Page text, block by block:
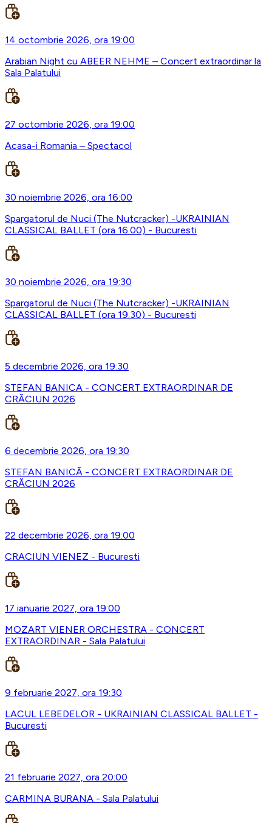
14 octombrie 2026, ora 19:00
Arabian Night cu ABEER NEHME – Concert extraordinar la
Sala Palatului
27 octombrie 2026, ora 19:00
Acasa-i Romania – Spectacol
30 noiembrie 2026, ora 16:00
Spargatorul de Nuci (The Nutcracker) -UKRAINIAN
CLASSICAL BALLET (ora 16.00) - Bucuresti
30 noiembrie 2026, ora 19:30
Spargatorul de Nuci (The Nutcracker) -UKRAINIAN
CLASSICAL BALLET (ora 19.30) - Bucuresti
5 decembrie 2026, ora 19:30
STEFAN BANICA - CONCERT EXTRAORDINAR DE
CRĂCIUN 2026
6 decembrie 2026, ora 19:30
STEFAN BANICĂ - CONCERT EXTRAORDINAR DE
CRĂCIUN 2026
22 decembrie 2026, ora 19:00
CRACIUN VIENEZ - Bucuresti
17 ianuarie 2027, ora 19:00
MOZART VIENER ORCHESTRA - CONCERT
EXTRAORDINAR - Sala Palatului
9 februarie 2027, ora 19:30
LACUL LEBEDELOR - UKRAINIAN CLASSICAL BALLET -
Bucuresti
21 februarie 2027, ora 20:00
CARMINA BURANA - Sala Palatului